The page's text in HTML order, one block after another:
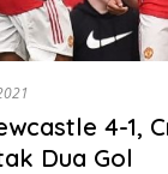
4-1,
Dua Gol